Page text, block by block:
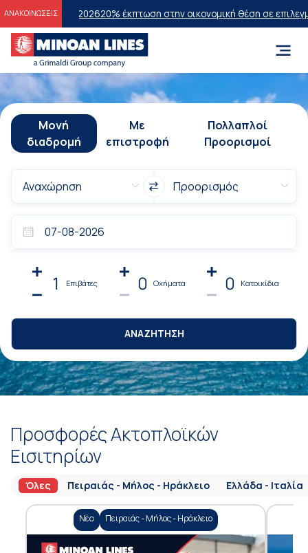
ΑΝΑΚΟΙΝΩΣΕΙΣ
202620% έκπτωση στην οικονομική θέση σε επιλεγμένα
Μονή
διαδρομή
Με
επιστροφή
Πολλαπλοί
Προορισμοί
1 Επιβάτες 0 Οχήματα 0 Κατοικίδια
ΑΝΑΖΗΤΗΣΗ
Προσφορές Ακτοπλοϊκών
Εισιτηρίων
Όλες Πειραιάς - Μήλος - Ηράκλειο Ελλάδα - Ιταλία
Νέα Πειραιάς - Μήλος - Ηράκλειο